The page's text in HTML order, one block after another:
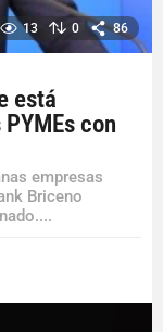
13 0 86
está
con
empresas
Briceno